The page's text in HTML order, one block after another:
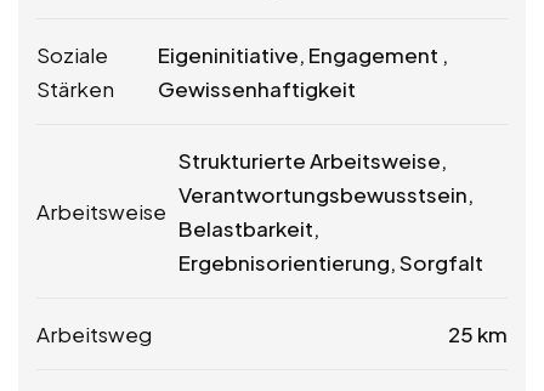
Soziale
Stärken
Eigeninitiative, Engagement ,
Gewissenhaftigkeit
Arbeitsweise
Strukturierte Arbeitsweise,
Verantwortungsbewusstsein,
Belastbarkeit,
Ergebnisorientierung, Sorgfalt
Arbeitsweg 25 km